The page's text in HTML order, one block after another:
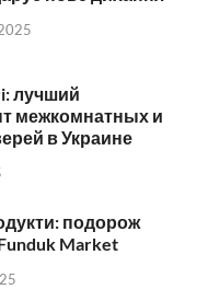
лучший
межкомнатных и
в Украине
подорож
Market